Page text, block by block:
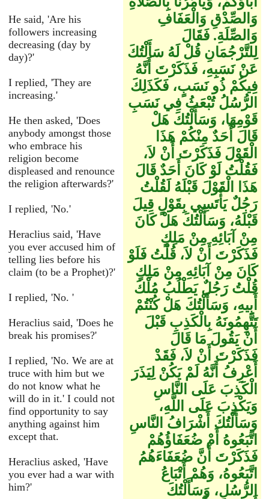
He said, 'Are his
followers increasing
decreasing (day by
day)?'
I replied, 'They are
increasing.'
He then asked, 'Does
anybody amongst those
who embrace his
religion become
displeased and renounce
the religion afterwards?'
I replied, 'No.'
Heraclius said, 'Have
you ever accused him of
telling lies before his
claim (to be a Prophet)?'
I replied, 'No. '
Heraclius said, 'Does he
break his promises?'
I replied, 'No. We are at
truce with him but we
do not know what he
will do in it.' I could not
find opportunity to say
anything against him
except that.
Heraclius asked, 'Have
you ever had a war with
him?'
وَالصِّدْقِ وَالْعَفَافِ
وَالصِّلَةِ‏.‏ فَقَالَ
لِلتَّرْجُمَانِ قُلْ لَهُ سَأَلْتُكَ
عَنْ نَسَبِهِ، فَذَكَرْتَ أَنَّهُ
فِيكُمْ ذُو نَسَبٍ، فَكَذَلِكَ
الرُّسُلُ تُبْعَثُ فِي نَسَبِ
قَوْمِهَا، وَسَأَلْتُكَ هَلْ
قَالَ أَحَدٌ مِنْكُمْ هَذَا
الْقَوْلَ فَذَكَرْتَ أَنْ لاَ،
فَقُلْتُ لَوْ كَانَ أَحَدٌ قَالَ
هَذَا الْقَوْلَ قَبْلَهُ لَقُلْتُ
رَجُلٌ يَأْتَسِي بِقَوْلٍ قِيلَ
قَبْلَهُ، وَسَأَلْتُكَ هَلْ كَانَ
مِنْ آبَائِهِ مِنْ مَلِكٍ
فَذَكَرْتَ أَنْ لاَ، قُلْتُ فَلَوْ
كَانَ مِنْ آبَائِهِ مِنْ مَلِكٍ
قُلْتُ رَجُلٌ يَطْلُبُ مُلْكَ
أَبِيهِ، وَسَأَلْتُكَ هَلْ كُنْتُمْ
تَتَّهِمُونَهُ بِالْكَذِبِ قَبْلَ
أَنْ يَقُولَ مَا قَالَ
فَذَكَرْتَ أَنْ لاَ، فَقَدْ
أَعْرِفُ أَنَّهُ لَمْ يَكُنْ لِيَذَرَ
الْكَذِبَ عَلَى النَّاسِ
وَيَكْذِبَ عَلَى اللَّهِ،
وَسَأَلْتُكَ أَشْرَافُ النَّاسِ
اتَّبَعُوهُ أَمْ ضُعَفَاؤُهُمْ
فَذَكَرْتَ أَنَّ ضُعَفَاءَهُمُ
اتَّبَعُوهُ، وَهُمْ أَتْبَاعُ
الرُّسُلِ، وَسَأَلْتُكَ